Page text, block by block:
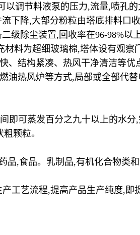
以调节料液泵的压力,流量,喷孔
下降,大部分粉粒由塔底排料口
级除尘装置, 回收率在96-98%以
材料为超细玻璃棉,塔体设有观察
、结构紧凑、热风干净清洁等
油热风炉等方式,局部或全部代
即可蒸发百分之九十以上的水分,
颗粒。
品,食品。乳制品,有机化合物类
产工艺流程,提高产品生产纯度, 即